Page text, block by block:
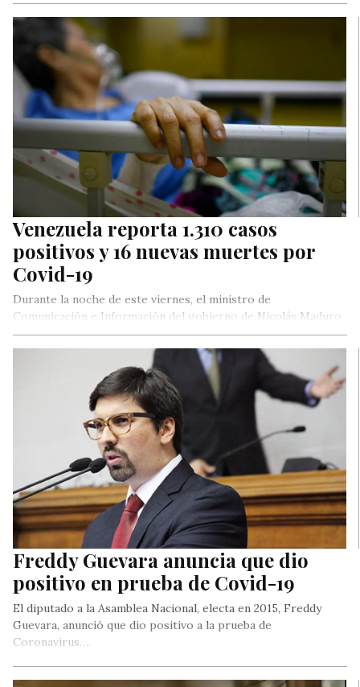
por Voluntad Popular, denunció este martes que el régimen
de Maduro, responsable de…
Venezuela reporta 1.310 casos
positivos y 16 nuevas muertes por
Covid-19
Durante la noche de este viernes, el ministro de
Comunicación e Información del gobierno de Nicolás Maduro,
Freddy Ñáñez, notificó…
Freddy Guevara anuncia que dio
positivo en prueba de Covid-19
El diputado a la Asamblea Nacional, electa en 2015, Freddy
Guevara, anunció que dio positivo a la prueba de
Coronavirus….